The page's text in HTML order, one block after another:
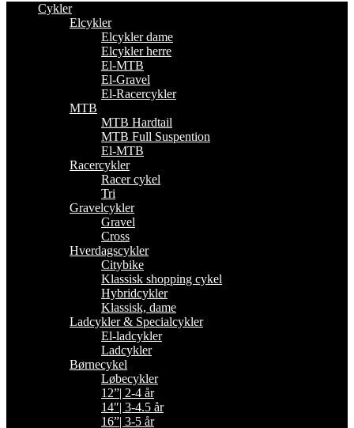
Cykler
Elcykler
Elcykler dame
Elcykler herre
El-MTB
El-Gravel
El-Racercykler
MTB
MTB Hardtail
MTB Full Suspention
El-MTB
Racercykler
Racer cykel
Tri
Gravelcykler
Gravel
Cross
Hverdagscykler
Citybike
Klassisk shopping cykel
Hybridcykler
Klassisk, dame
Ladcykler & Specialcykler
El-ladcykler
Ladcykler
Børnecykel
Løbecykler
12”| 2-4 år
14″| 3-4.5 år
16”| 3-5 år